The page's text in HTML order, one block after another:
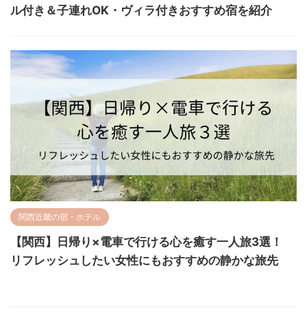
ル付き＆子連れOK・ヴィラ付きおすすめ宿を紹介
関西近畿の宿・ホテル
【関西】日帰り×電車で行ける心を癒す一人旅3選！
リフレッシュしたい女性にもおすすめの静かな旅先